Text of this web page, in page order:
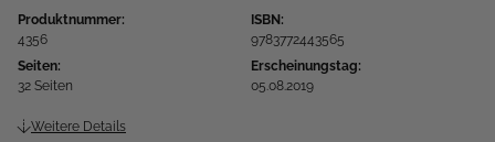
Produktnummer:
4356
ISBN:
9783772443565
Seiten:
32 Seiten
Erscheinungstag:
05.08.2019
Weitere Details